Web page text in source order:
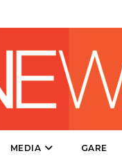
MEDIA GARE